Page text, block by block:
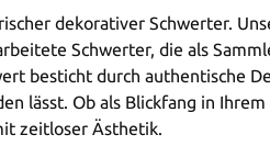
dekorativer Schwerter.
Schwerter, die als
besticht durch authentische
lässt. Ob als Blickfang in
zeitloser Ästhetik.